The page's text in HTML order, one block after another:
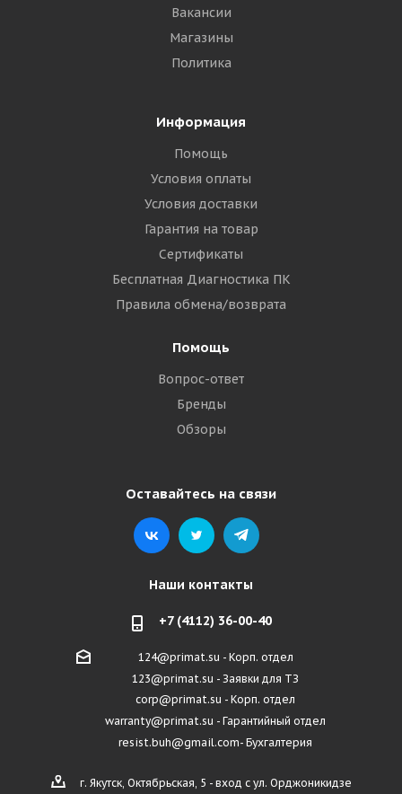
Вакансии
Магазины
Политика
Информация
Помощь
Условия оплаты
Условия доставки
Гарантия на товар
Сертификаты
Бесплатная Диагностика ПК
Правила обмена/возврата
Помощь
Вопрос-ответ
Бренды
Обзоры
Оставайтесь на связи
Наши контакты
+7 (4112) 36-00-40
124@primat.su - Корп. отдел
123@primat.su - Заявки для ТЗ
corp@primat.su - Корп. отдел
warranty@primat.su - Гарантийный отдел
resist.buh@gmail.com- Бухгалтерия
г. Якутск, Октябрьская, 5 - вход с ул. Орджоникидзе